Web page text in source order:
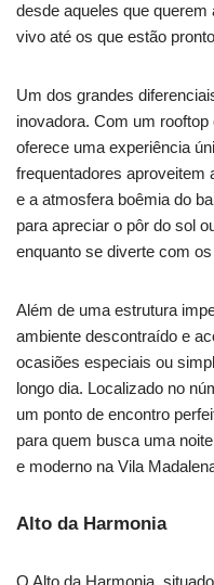
desde aqueles que
vivo até os que estão
Um dos grandes
inovadora. Com um
oferece uma experiência
frequentadores aproveitem
e a atmosfera boêmia do
para apreciar o pôr do sol
enquanto se diverte com
Além de uma estrutura
ambiente descontraído e
ocasiões especiais ou
longo dia. Localizado no
um ponto de encontro
para quem busca uma
e moderno na Vila
Alto da Harmonia